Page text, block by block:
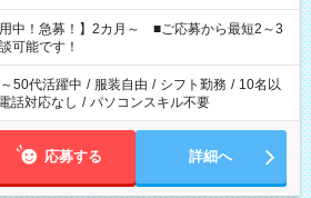
て夕飯の準備がしたい」 「できれば残業はし
希望を教えてくださいね。 ※Wワーク希望
仕事で希望する勤務時間と、もう1つのお仕事
で週40時間を超える場合は応募できません。
用中！急募！】2カ月～ ■ご応募から最短2～3
可能です！
50代活躍中 / 服装自由 / シフト勤務 / 10名以
電話対応なし / パソコンスキル不要
応募する 詳細へ